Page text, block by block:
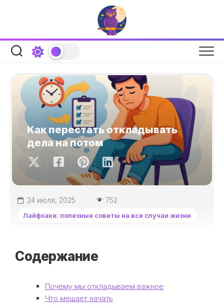
Как перестать откладывать
дела на потом
24 июля, 2025 752
Лайфхаки: полезные советы на все случаи жизни
Содержание
Почему мы откладываем важное
Что мешает начать